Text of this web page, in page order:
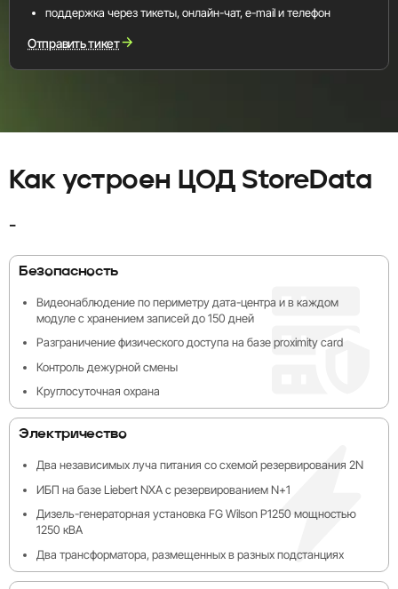
поддержка через тикеты, онлайн-чат, e-mail и телефон
Отправить тикет
Как устроен ЦОД StoreData
-
Безопасность
Видеонаблюдение по периметру дата-центра и в каждом
модуле с хранением записей до 150 дней
Разграничение физического доступа на базе proximity card
Контроль дежурной смены
Круглосуточная охрана
Электричество
Два независимых луча питания со схемой резервирования 2N
ИБП на базе Liebert NXA с резервированием N+1
Дизель-генераторная установка FG Wilson P1250 мощностью
1250 кВА
Два трансформатора, размещенных в разных подстанциях